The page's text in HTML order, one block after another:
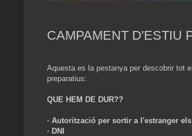
CAMPAMENT D'ESTIU
Aquesta es la pestanya per descobrir tot
preparatius:
QUE HEM DE DUR??
· Autorització per sortir a l'estranger
· DNI